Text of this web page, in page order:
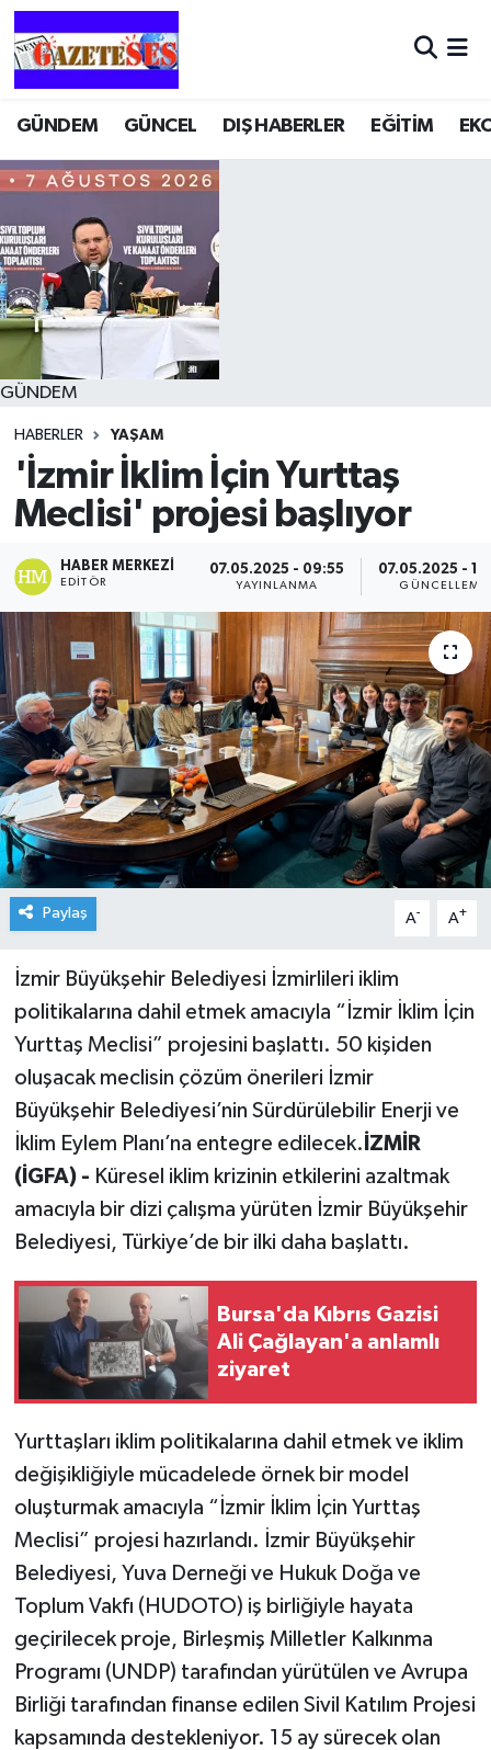
GÜNDEM GÜNCEL DIŞ HABERLER EĞİTİM
GÜNDEM
HABERLER YAŞAM
'İzmir İklim İçin Yurttaş
Meclisi' projesi başlıyor
HABER MERKEZI
EDITÖR
07.05.2025 - 09:55
YAYINLANMA
07.05.2025 -
GÜNCELLEME
Paylaş A- A+
İzmir Büyükşehir Belediyesi İzmirlileri iklim
politikalarına dahil etmek amacıyla “İzmir İklim İçin
Yurttaş Meclisi” projesini başlattı. 50 kişiden
oluşacak meclisin çözüm önerileri İzmir
Büyükşehir Belediyesi’nin Sürdürülebilir Enerji ve
İklim Eylem Planı’na entegre edilecek. İZMİR
(İGFA) - Küresel iklim krizinin etkilerini azaltmak
amacıyla bir dizi çalışma yürüten İzmir Büyükşehir
Belediyesi, Türkiye’de bir ilki daha başlattı.
Bursa'da Kıbrıs Gazisi
Ali Çağlayan'a anlamlı
ziyaret
Yurttaşları iklim politikalarına dahil etmek ve iklim
değişikliğiyle mücadelede örnek bir model
oluşturmak amacıyla “İzmir İklim İçin Yurttaş
Meclisi” projesi hazırlandı. İzmir Büyükşehir
Belediyesi, Yuva Derneği ve Hukuk Doğa ve
Toplum Vakfı (HUDOTO) iş birliğiyle hayata
geçirilecek proje, Birleşmiş Milletler Kalkınma
Programı (UNDP) tarafından yürütülen ve Avrupa
Birliği tarafından finanse edilen Sivil Katılım Projesi
kapsamında destekleniyor. 15 ay sürecek olan